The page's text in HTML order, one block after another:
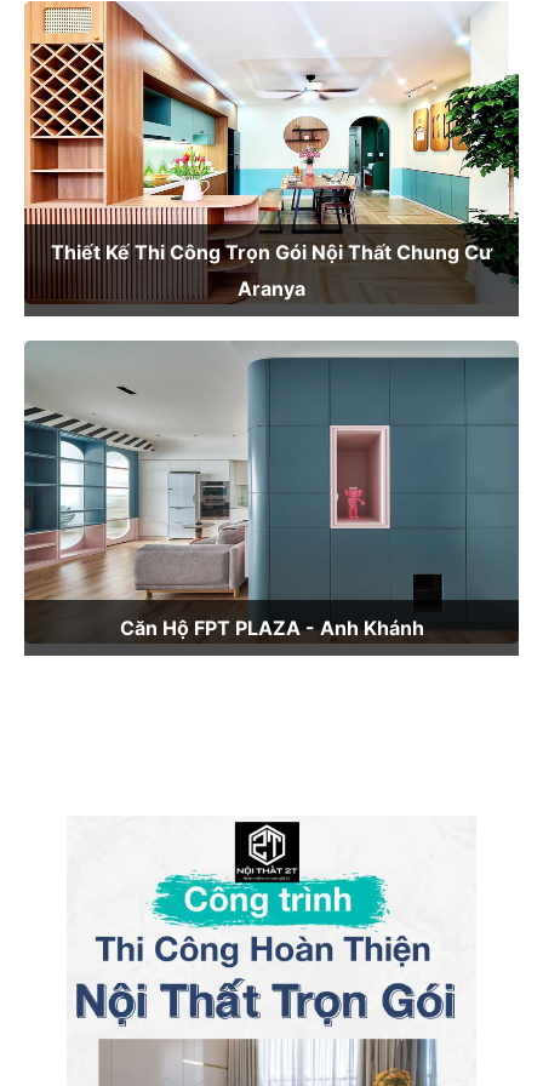
Thiết Kế Thi Công Trọn Gói Nội Thất Chung Cư
Aranya
Căn Hộ FPT PLAZA - Anh Khánh